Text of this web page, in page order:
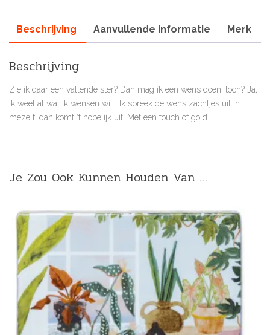
Beschrijving Aanvullende informatie Merk
Beschrijving
Zie ik daar een vallende ster? Dan mag ik een wens doen, toch? Ja,
ik weet al wat ik wensen wil… Ik spreek de wens zachtjes uit in
mezelf, dan komt ‘t hopelijk uit. Met een touch of gold.
Je Zou Ook Kunnen Houden Van …